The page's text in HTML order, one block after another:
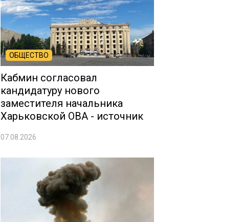
ОБЩЕСТВО
Кабмин согласовал
кандидатуру нового
заместителя начальника
Харьковской ОВА - источник
07.08.2026